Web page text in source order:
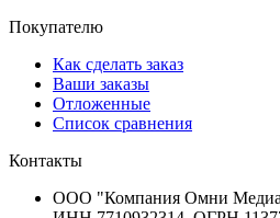
Покупателю
Как сделать заказ
Ваши заказы
Отложенные
Список сравнения
Контакты
ООО "Компания Омни